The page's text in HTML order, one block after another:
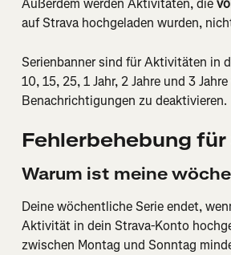
Außerdem werden Aktivitäten, die
auf Strava hochgeladen wurden,
Serienbanner sind für Aktivitäten in
10, 15, 25, 1 Jahr, 2 Jahre und 3
Benachrichtigungen zu deaktivieren.
Fehlerbehebung für
Warum ist meine
Deine wöchentliche Serie endet,
Aktivität in dein Strava-Konto
zwischen Montag und Sonntag